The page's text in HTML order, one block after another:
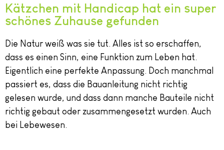
Kätzchen mit Handicap hat ein super
schönes Zuhause gefunden
Die Natur weiß was sie tut. Alles ist so erschaffen,
dass es einen Sinn, eine Funktion zum Leben hat.
Eigentlich eine perfekte Anpassung. Doch manchmal
passiert es, dass die Bauanleitung nicht richtig
gelesen wurde, und dass dann manche Bauteile nicht
richtig gebaut oder zusammengesetzt wurden. Auch
bei Lebewesen.